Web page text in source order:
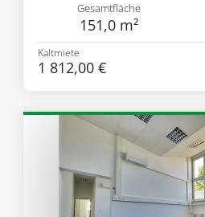
Gesamtfläche
151,0 m²
Kaltmiete
1 812,00 €